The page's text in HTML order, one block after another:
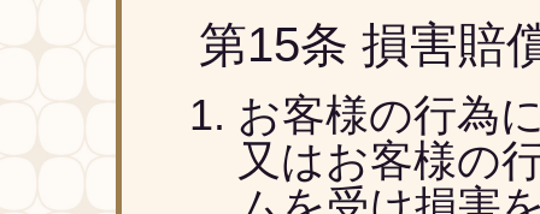
第15条 損害賠
お客様の行為
又はお客様の